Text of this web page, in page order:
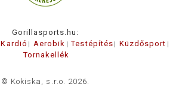
Gorillasports.hu:
Kardió Aerobik Testépítés
Küzdősport
Tornakellék
© Kokiska, s.r.o. 2026.